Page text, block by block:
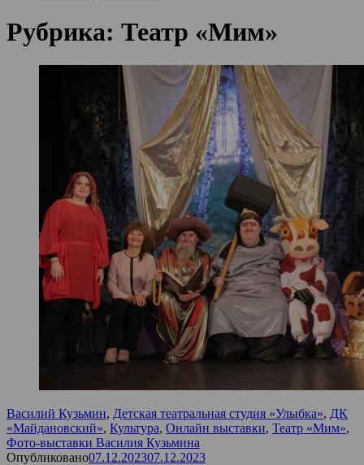
Рубрика: Театр «Мим»
Василий Кузьмин, Детская театральная студия «Улыбка», ДК
«Майдановский», Культура, Онлайн выставки, Театр «Мим»,
Фото-выставки Василия Кузьмина
Опубликовано07.12.202307.12.2023